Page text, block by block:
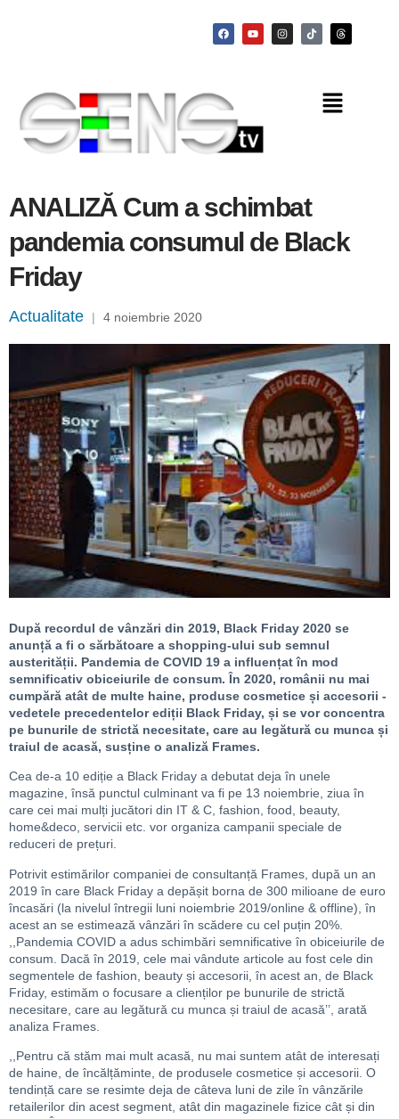
ANALIZĂ Cum a schimbat
pandemia consumul de Black
Friday
Actualitate | 4 noiembrie 2020
După recordul de vânzări din 2019, Black Friday 2020 se
anunță a fi o sărbătoare a shopping-ului sub semnul
austerității. Pandemia de COVID 19 a influențat în mod
semnificativ obiceiurile de consum. În 2020, românii nu mai
cumpără atât de multe haine, produse cosmetice și accesorii -
vedetele precedentelor ediții Black Friday, și se vor concentra
pe bunurile de strictă necesitate, care au legătură cu munca și
traiul de acasă, susține o analiză Frames.
Cea de-a 10 ediție a Black Friday a debutat deja în unele
magazine, însă punctul culminant va fi pe 13 noiembrie, ziua în
care cei mai mulți jucători din IT & C, fashion, food, beauty,
home&deco, servicii etc. vor organiza campanii speciale de
reduceri de prețuri.
Potrivit estimărilor companiei de consultanță Frames, după un an
2019 în care Black Friday a depășit borna de 300 milioane de euro
încasări (la nivelul întregii luni noiembrie 2019/online & offline), în
acest an se estimează vânzări în scădere cu cel puțin 20%.
,,Pandemia COVID a adus schimbări semnificative în obiceiurile de
consum. Dacă în 2019, cele mai vândute articole au fost cele din
segmentele de fashion, beauty și accesorii, în acest an, de Black
Friday, estimăm o focusare a clienților pe bunurile de strictă
necesitare, care au legătură cu munca și traiul de acasă’’, arată
analiza Frames.
,,Pentru că stăm mai mult acasă, nu mai suntem atât de interesați
de haine, de încălțăminte, de produsele cosmetice și accesorii. O
tendință care se resimte deja de câteva luni de zile în vânzările
retailerilor din acest segment, atât din magazinele fizice cât și din